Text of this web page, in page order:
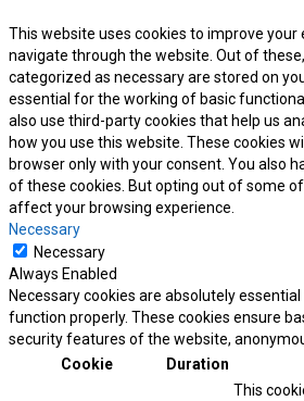
This website uses cookies to improve your
navigate through the website. Out of
categorized as necessary are stored on
essential for the working of basic
also use third-party cookies that help us
how you use this website. These cookies
browser only with your consent. You also
of these cookies. But opting out of some
affect your browsing experience.
Necessary
Necessary
Always Enabled
Necessary cookies are absolutely
function properly. These cookies ensure
security features of the website,
Cookie
Duration
This